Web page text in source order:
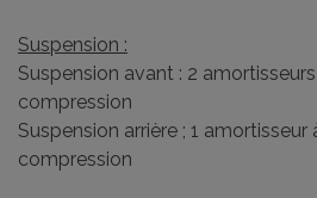
Suspension :
Suspension avant : 2
compression
Suspension arrière ; 1
compression